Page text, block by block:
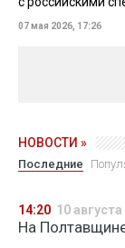
07 мая 2026, 17:26
НОВОСТИ »
Последние
14:20 10 августа
На